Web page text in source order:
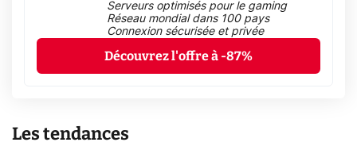
Serveurs optimisés pour le gaming
Réseau mondial dans 100 pays
Connexion sécurisée et privée
Découvrez l'offre à -87%
Les tendances